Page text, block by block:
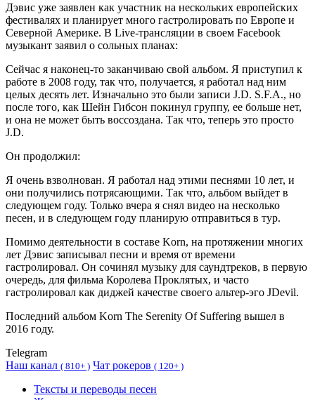
Дэвис уже заявлен как участник на нескольких европейских
фестивалях и планирует много гастролировать по Европе и
Северной Америке. В Live-трансляции в своем Facebook
музыкант заявил о сольных планах:
Сейчас я наконец-то заканчиваю свой альбом. Я приступил к
работе в 2008 году, так что, получается, я работал над ним
целых десять лет. Изначально это были записи J.D. S.F.A., но
после того, как Шейн Гибсон покинул группу, ее больше нет,
и она не может быть воссоздана. Так что, теперь это просто
J.D.
Он продолжил:
Я очень взволнован. Я работал над этими песнями 10 лет, и
они получились потрясающими. Так что, альбом выйдет в
следующем году. Только вчера я снял видео на несколько
песен, и в следующем году планирую отправиться в тур.
Помимо деятельности в составе Korn, на протяжении многих
лет Дэвис записывал песни и время от времени
гастролировал. Он сочинял музыку для саундтреков, в первую
очередь, для фильма Королева Проклятых, и часто
гастролировал как диджей качестве своего альтер-эго JDevil.
Последний альбом Korn The Serenity Of Suffering вышел в
2016 году.
Telegram
Наш канал ( 810+ ) Чат рокеров ( 120+ )
Тексты и переводы песен